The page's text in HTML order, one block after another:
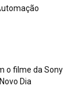
o filme da Sony
Dia